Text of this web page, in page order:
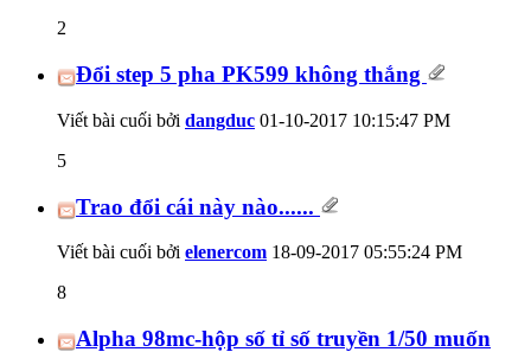
2
Đổi step 5 pha PK599 không thắng
Viết bài cuối bởi dangduc 01-10-2017 10:15:47 PM
5
Trao đổi cái này nào......
Viết bài cuối bởi elenercom 18-09-2017 05:55:24 PM
8
Alpha 98mc-hộp số tỉ số truyền 1/50 muốn